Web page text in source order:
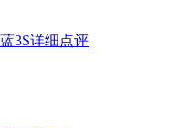
3S详细点评